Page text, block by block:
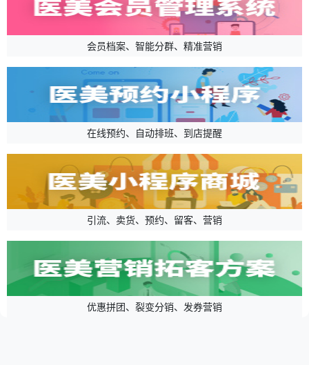
会员档案、智能分群、精准营销
在线预约、自动排班、到店提醒
引流、卖货、预约、留客、营销
优惠拼团、裂变分销、发券营销